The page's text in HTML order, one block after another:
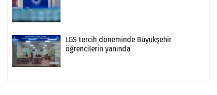
LGS tercih döneminde Büyükşehir
öğrencilerin yanında